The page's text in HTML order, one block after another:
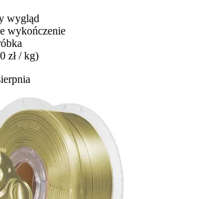
wygląd
wykończenie
zł / kg)